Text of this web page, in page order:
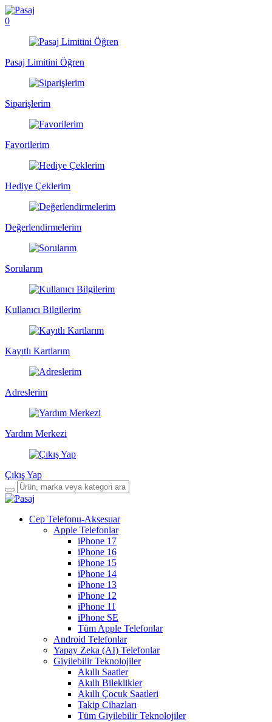
0
Pasaj Limitini Öğren
Siparişlerim
Favorilerim
Hediye Çeklerim
Değerlendirmelerim
Sorularım
Kullanıcı Bilgilerim
Kayıtlı Kartlarım
Adreslerim
Yardım Merkezi
Çıkış Yap
Cep Telefonu-Aksesuar
Apple Telefonlar
iPhone 17
iPhone 16
iPhone 15
iPhone 14
iPhone 13
iPhone 12
iPhone 11
iPhone SE
Tüm Apple Telefonlar
Android Telefonlar
Yapay Zeka (AI) Telefonlar
Giyilebilir Teknolojiler
Akıllı Saatler
Akıllı Bileklikler
Akıllı Çocuk Saatleri
Takip Cihazları
Tüm Giyilebilir Teknolojiler